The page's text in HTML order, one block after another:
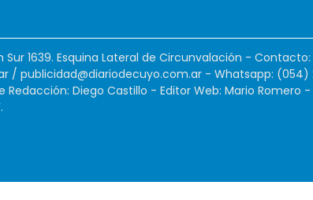
1639. Esquina Lateral de Circunvalación - Contacto:
/ publicidad@diariodecuyo.com.ar - Whatsapp: (054)
Diego Castillo - Editor Web: Mario Romero -